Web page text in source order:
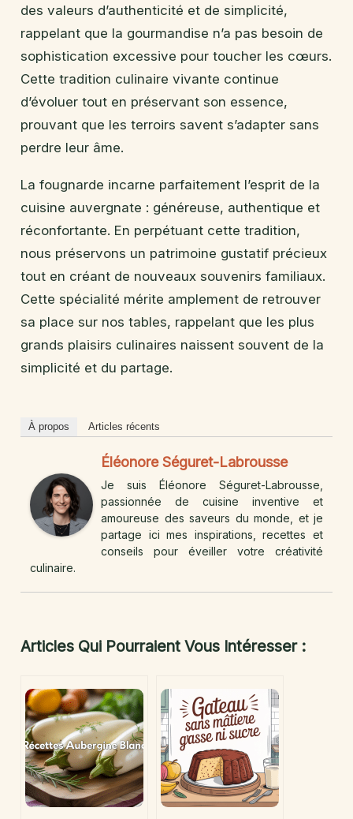
des valeurs d’authenticité et de simplicité,
rappelant que la gourmandise n’a pas besoin de
sophistication excessive pour toucher les cœurs.
Cette tradition culinaire vivante continue
d’évoluer tout en préservant son essence,
prouvant que les terroirs savent s’adapter sans
perdre leur âme.
La fougnarde incarne parfaitement l’esprit de la
cuisine auvergnate : généreuse, authentique et
réconfortante. En perpétuant cette tradition,
nous préservons un patrimoine gustatif précieux
tout en créant de nouveaux souvenirs familiaux.
Cette spécialité mérite amplement de retrouver
sa place sur nos tables, rappelant que les plus
grands plaisirs culinaires naissent souvent de la
simplicité et du partage.
À propos Articles récents
Éléonore Séguret-Labrousse
Je suis Éléonore Séguret-Labrousse,
passionnée de cuisine inventive et
amoureuse des saveurs du monde, et je
partage ici mes inspirations, recettes et
conseils pour éveiller votre créativité
culinaire.
Articles Qui Pourraient Vous Intéresser :